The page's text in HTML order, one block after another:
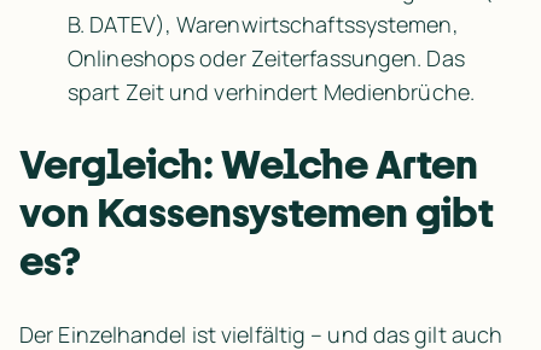
B. DATEV), Warenwirtschaftssystemen,
Onlineshops oder Zeiterfassungen. Das
spart Zeit und verhindert Medienbrüche.
Vergleich: Welche Arten
von Kassensystemen gibt
es?
Der Einzelhandel ist vielfältig – und das gilt auch